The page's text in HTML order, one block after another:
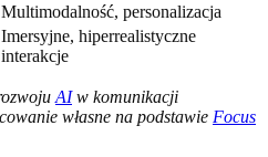
Multimodalność, personalizacja
Imersyjne, hiperrealistyczne
interakcje
AIw komunikacji
własne na podstawie Focus